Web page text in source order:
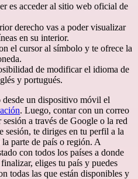
es acceder al sitio web oficial de
derecho vas a poder visualizar
en su interior.
el cursor al símbolo y te ofrece la
de modificar el idioma de
y portugués.
desde un dispositivo móvil el
. Luego, contar con un correo
a través de Google o la red
sesión, te diriges en tu perfil a la
parte de país o región. A
con todos los países a donde
eliges tu país y puedes
todas las que están disponibles y